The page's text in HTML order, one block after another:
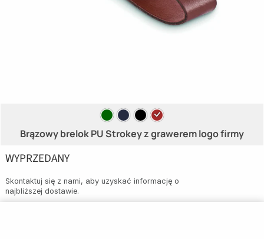
Brązowy brelok PU Strokey z grawerem logo firmy
WYPRZEDANY
Skontaktuj się z nami, aby uzyskać informację o
najbliższej dostawie.